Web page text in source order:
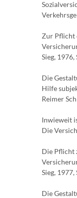
Zur Pflicht
Sieg, 1976,
Die
Hilfe
Reimer
Inwieweit
Die
Die Pflicht
Sieg, 1977,
Die